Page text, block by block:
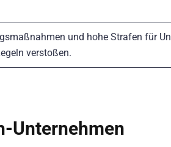
und hohe Strafen für
verstoßen.
Unternehmen